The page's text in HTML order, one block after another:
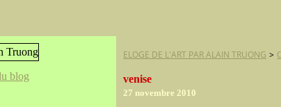
blog
ELOGE DE L'ART PAR ALAIN TRUONG >
venise
27 novembre 2010